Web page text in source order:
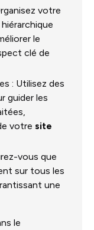
votre
le
clé de
: Utilisez des
guider les
votre site
vous que
sur tous les
une
le